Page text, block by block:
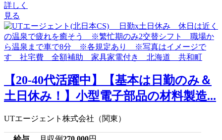
詳しく
見る
【20-40代活躍中】【基本は日勤のみ＆
土日休み！】小型電子部品の材料製造...
UTエージェント株式会社（関東）